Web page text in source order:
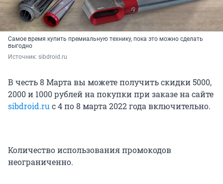
Самое время купить премиальную технику, пока это можно сделать
выгодно
Источник: sibdroid.ru
В честь 8 Марта вы можете получить скидки 5000,
2000 и 1000 рублей на покупки при заказе на сайте
sibdroid.ru с 4 по 8 марта 2022 года включительно.
Количество использования промокодов
неограниченно.